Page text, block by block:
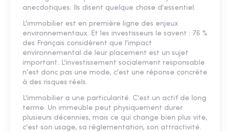
anecdotiques. Ils disent quelque chose d'essentiel.
L'immobilier est en première ligne des enjeux
environnementaux. Et les investisseurs le savent : 76 %
des Français considèrent que l'impact
environnemental de leur placement est un sujet
important. L'investissement socialement responsable
n'est donc pas une mode, c'est une réponse concrète
à des risques réels.
L'immobilier a une particularité. C'est un actif de long
terme. Un immeuble peut physiquement durer
plusieurs décennies, mais ce qui change bien plus vite,
c'est son usage, sa réglementation, son attractivité.